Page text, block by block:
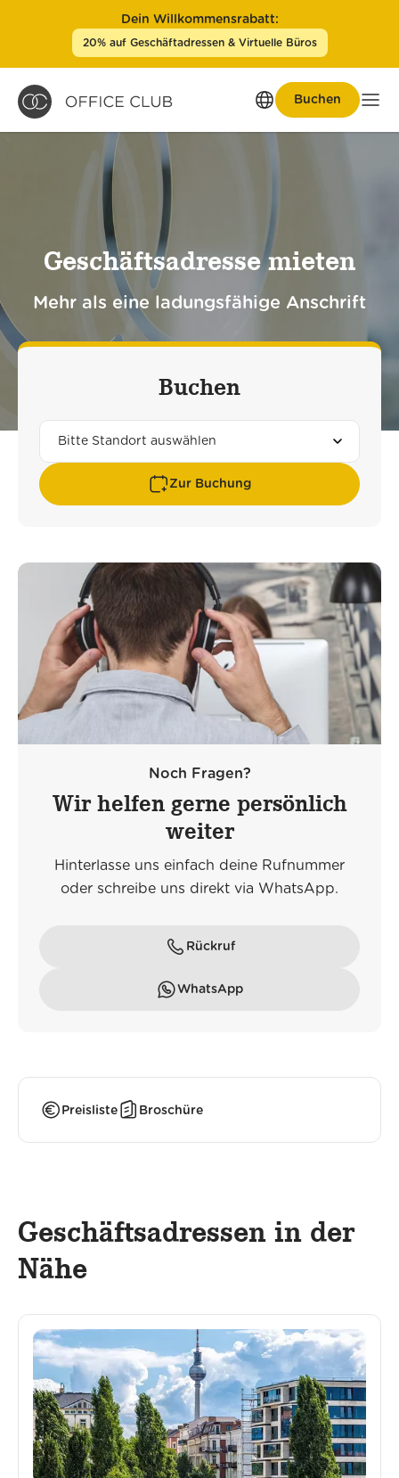
Dein Willkommensrabatt:
20% auf Geschäftadressen & Virtuelle Büros
Buchen
Geschäftsadresse mieten
Mehr als eine ladungsfähige Anschrift
Buchen
Zur Buchung
Noch Fragen?
Wir helfen gerne persönlich
weiter
Hinterlasse uns einfach deine Rufnummer
oder schreibe uns direkt via WhatsApp.
Rückruf
WhatsApp
Preisliste Broschüre
Geschäftsadressen in der
Nähe